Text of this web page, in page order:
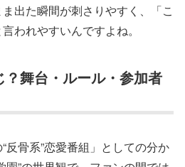
出た瞬間が刺さりやすく、「こ
われやすいんですよね。
舞台・ルール・参加者
反骨系”恋愛番組」としての分か